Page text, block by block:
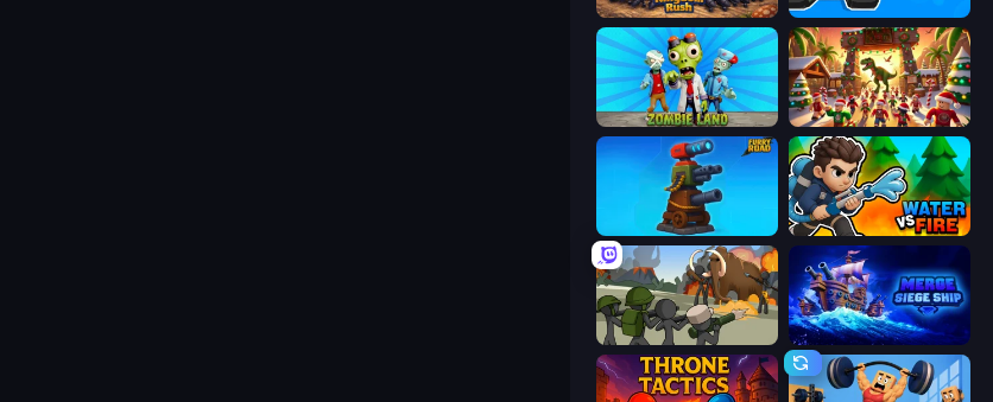
Ant Kingdom Rush Tank Merge Royal
Zombie Land My Dinoland
Furry Road Water vs Fire
Stickman History Battle Merge: Siege Ship